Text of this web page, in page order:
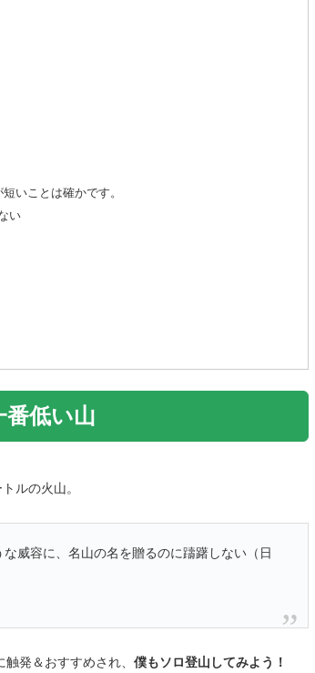
いことは確かです。
い
番低い山
ルの火山。
威容に、名山の名を贈るのに躊躇しない（日
発＆おすすめされ、 僕もソロ登山してみよう！